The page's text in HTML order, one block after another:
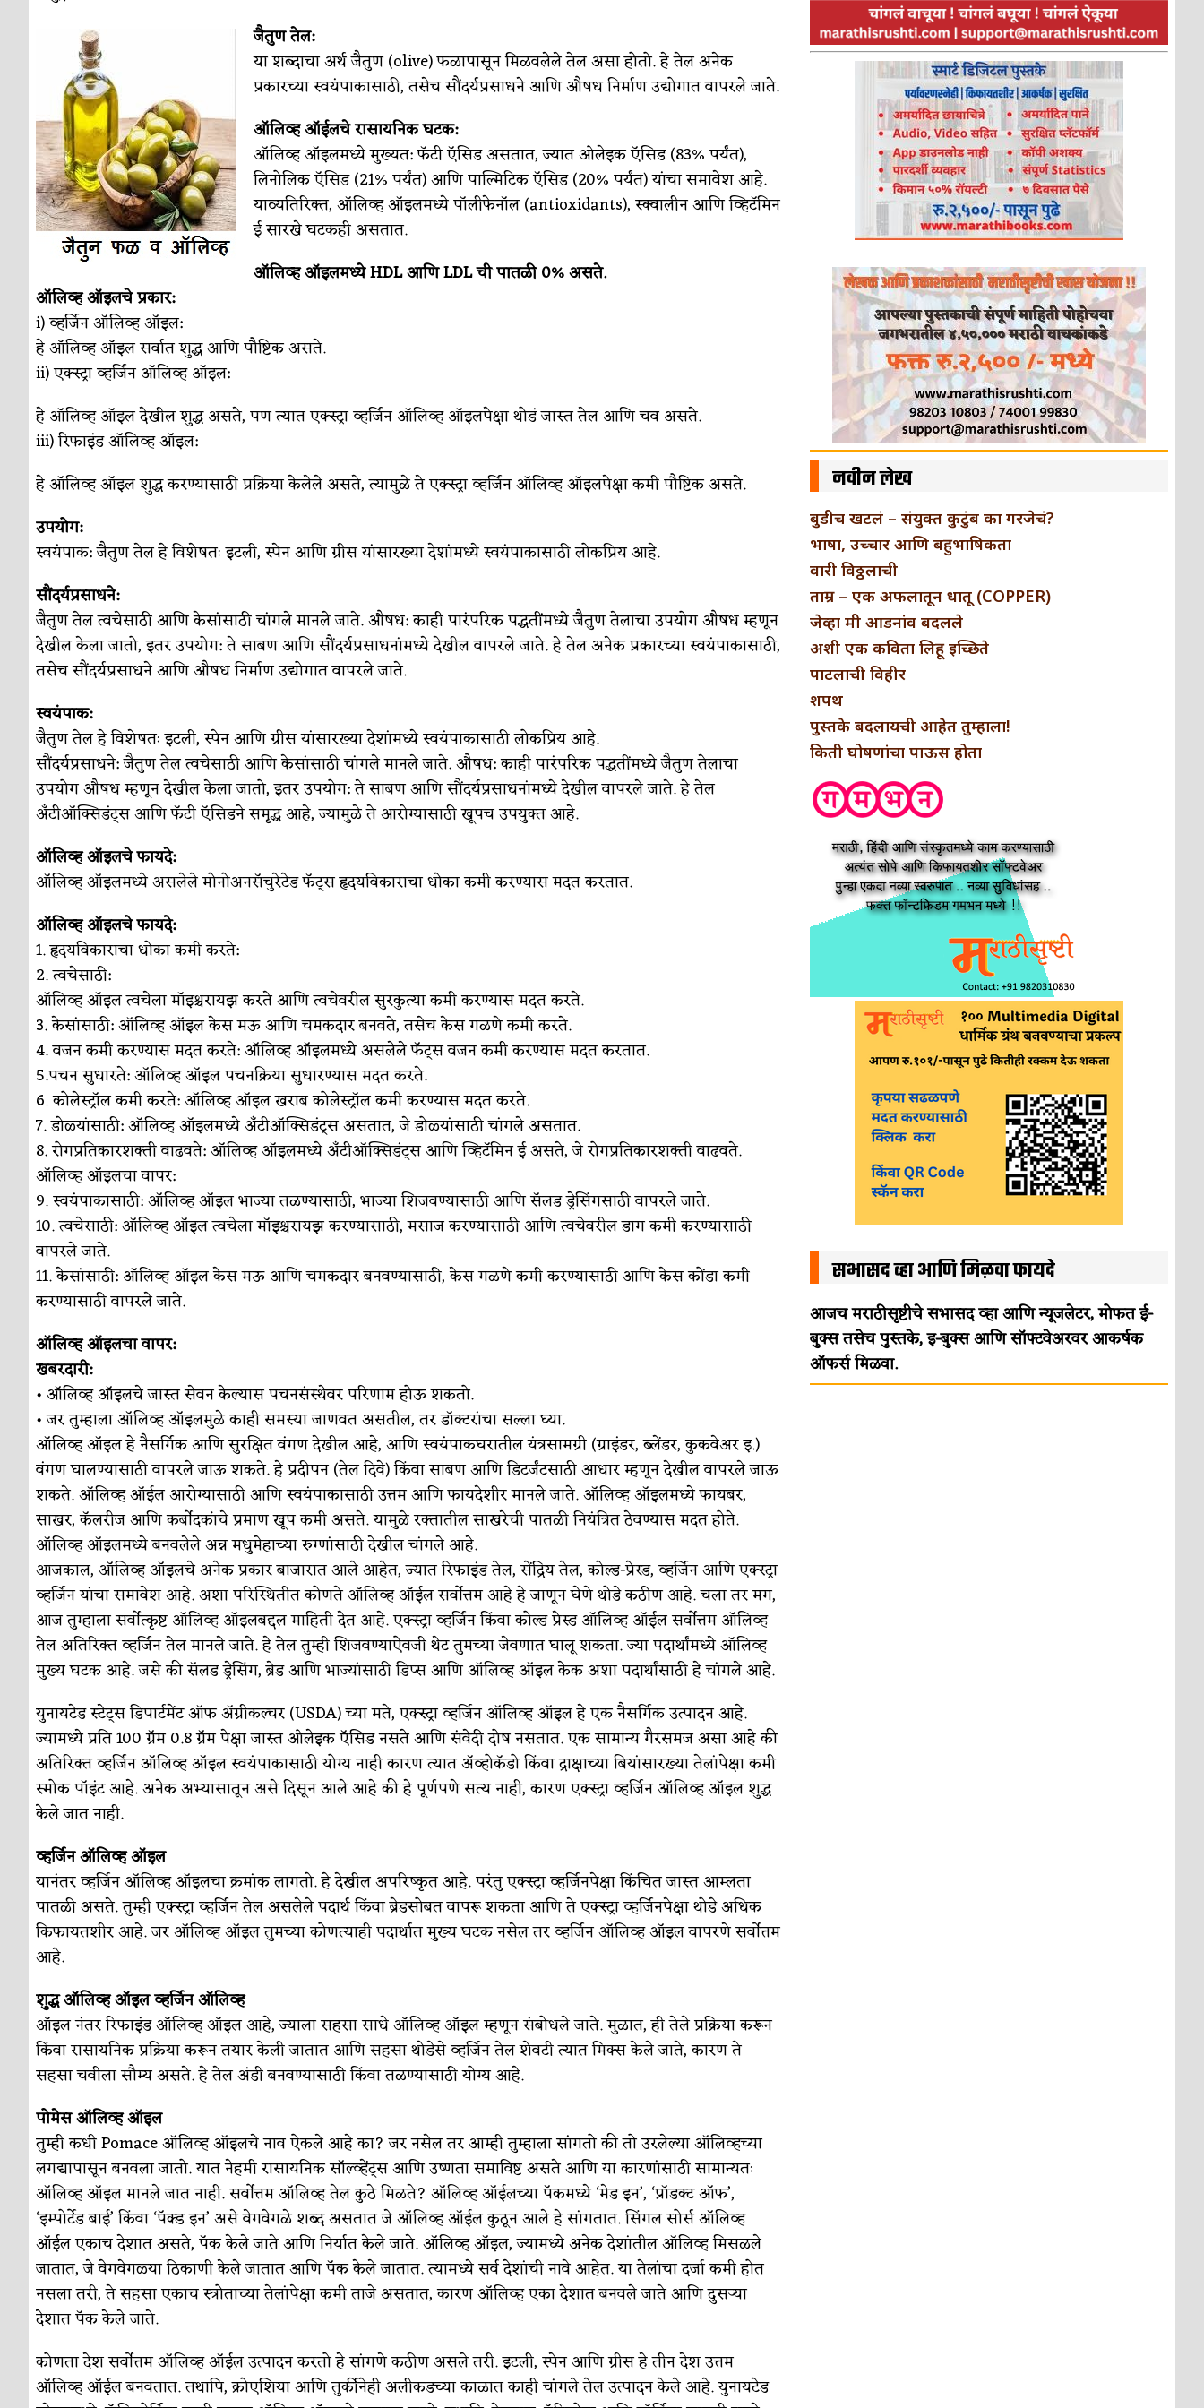
अर्थ-वाणिज्य
क्रिकेट
अपूर्ण कथा कथा
बुडीच खटलं – संयुक्त कुटुंब का गरजेचं? विशेष लेख
जैतुण तेल:
या शब्दाचा अर्थ जैतुण (olive) फळापासून मिळवलेले तेल असा होतो. हे तेल अनेक
प्रकारच्या स्वयंपाकासाठी, तसेच सौंदर्यप्रसाधने आणि औषध निर्माण उद्योगात वापरले जाते.
ऑलिव्ह ऑईलचे रासायनिक घटक:
ऑलिव्ह ऑइलमध्ये मुख्यत: फॅटी ऍसिड असतात, ज्यात ओलेइक ऍसिड (83% पर्यंत),
लिनोलिक ऍसिड (21% पर्यंत) आणि पाल्मिटिक ऍसिड (20% पर्यंत) यांचा समावेश आहे.
याव्यतिरिक्त, ऑलिव्ह ऑइलमध्ये पॉलीफेनॉल (antioxidants), स्क्वालीन आणि व्हिटॅमिन
ई सारखे घटकही असतात.
ऑलिव्ह ऑइलमध्ये HDL आणि LDL ची पातळी 0% असते.
ऑलिव्ह ऑइलचे प्रकार:
i) व्हर्जिन ऑलिव्ह ऑइल:
हे ऑलिव्ह ऑइल सर्वात शुद्ध आणि पौष्टिक असते.
ii) एक्स्ट्रा व्हर्जिन ऑलिव्ह ऑइल:
हे ऑलिव्ह ऑइल देखील शुद्ध असते, पण त्यात एक्स्ट्रा व्हर्जिन ऑलिव्ह ऑइलपेक्षा थोडं जास्त तेल आणि चव असते.
iii) रिफाइंड ऑलिव्ह ऑइल:
हे ऑलिव्ह ऑइल शुद्ध करण्यासाठी प्रक्रिया केलेले असते, त्यामुळे ते एक्स्ट्रा व्हर्जिन ऑलिव्ह ऑइलपेक्षा कमी पौष्टिक असते.
उपयोग:
स्वयंपाक: जैतुण तेल हे विशेषतः इटली, स्पेन आणि ग्रीस यांसारख्या देशांमध्ये स्वयंपाकासाठी लोकप्रिय आहे.
सौंदर्यप्रसाधने:
जैतुण तेल त्वचेसाठी आणि केसांसाठी चांगले मानले जाते. औषध: काही पारंपरिक पद्धतींमध्ये जैतुण तेलाचा उपयोग औषध म्हणून
देखील केला जातो, इतर उपयोग: ते साबण आणि सौंदर्यप्रसाधनांमध्ये देखील वापरले जाते. हे तेल अनेक प्रकारच्या स्वयंपाकासाठी,
तसेच सौंदर्यप्रसाधने आणि औषध निर्माण उद्योगात वापरले जाते.
स्वयंपाक:
जैतुण तेल हे विशेषतः इटली, स्पेन आणि ग्रीस यांसारख्या देशांमध्ये स्वयंपाकासाठी लोकप्रिय आहे.
सौंदर्यप्रसाधने: जैतुण तेल त्वचेसाठी आणि केसांसाठी चांगले मानले जाते. औषध: काही पारंपरिक पद्धतींमध्ये जैतुण तेलाचा
उपयोग औषध म्हणून देखील केला जातो, इतर उपयोग: ते साबण आणि सौंदर्यप्रसाधनांमध्ये देखील वापरले जाते. हे तेल
अँटीऑक्सिडंट्स आणि फॅटी ऍसिडने समृद्ध आहे, ज्यामुळे ते आरोग्यासाठी खूपच उपयुक्त आहे.
ऑलिव्ह ऑइलचे फायदे:
ऑलिव्ह ऑइलमध्ये असलेले मोनोअनसॅचुरेटेड फॅट्स हृदयविकाराचा धोका कमी करण्यास मदत करतात.
ऑलिव्ह ऑइलचे फायदे:
1. हृदयविकाराचा धोका कमी करते:
2. त्वचेसाठी:
ऑलिव्ह ऑइल त्वचेला मॉइश्चरायझ करते आणि त्वचेवरील सुरकुत्या कमी करण्यास मदत करते.
3. केसांसाठी: ऑलिव्ह ऑइल केस मऊ आणि चमकदार बनवते, तसेच केस गळणे कमी करते.
4. वजन कमी करण्यास मदत करते: ऑलिव्ह ऑइलमध्ये असलेले फॅट्स वजन कमी करण्यास मदत करतात.
5.पचन सुधारते: ऑलिव्ह ऑइल पचनक्रिया सुधारण्यास मदत करते.
6. कोलेस्ट्रॉल कमी करते: ऑलिव्ह ऑइल खराब कोलेस्ट्रॉल कमी करण्यास मदत करते.
7. डोळ्यांसाठी: ऑलिव्ह ऑइलमध्ये अँटीऑक्सिडंट्स असतात, जे डोळ्यांसाठी चांगले असतात.
8. रोगप्रतिकारशक्ती वाढवते: ऑलिव्ह ऑइलमध्ये अँटीऑक्सिडंट्स आणि व्हिटॅमिन ई असते, जे रोगप्रतिकारशक्ती वाढवते.
ऑलिव्ह ऑइलचा वापर:
9. स्वयंपाकासाठी: ऑलिव्ह ऑइल भाज्या तळण्यासाठी, भाज्या शिजवण्यासाठी आणि सॅलड ड्रेसिंगसाठी वापरले जाते.
10. त्वचेसाठी: ऑलिव्ह ऑइल त्वचेला मॉइश्चरायझ करण्यासाठी, मसाज करण्यासाठी आणि त्वचेवरील डाग कमी करण्यासाठी
वापरले जाते.
11. केसांसाठी: ऑलिव्ह ऑइल केस मऊ आणि चमकदार बनवण्यासाठी, केस गळणे कमी करण्यासाठी आणि केस कोंडा कमी
करण्यासाठी वापरले जाते.
ऑलिव्ह ऑइलचा वापर:
खबरदारी:
• ऑलिव्ह ऑइलचे जास्त सेवन केल्यास पचनसंस्थेवर परिणाम होऊ शकतो.
• जर तुम्हाला ऑलिव्ह ऑइलमुळे काही समस्या जाणवत असतील, तर डॉक्टरांचा सल्ला घ्या.
ऑलिव्ह ऑइल हे नैसर्गिक आणि सुरक्षित वंगण देखील आहे, आणि स्वयंपाकघरातील यंत्रसामग्री (ग्राइंडर, ब्लेंडर, कुकवेअर इ.)
वंगण घालण्यासाठी वापरले जाऊ शकते. हे प्रदीपन (तेल दिवे) किंवा साबण आणि डिटर्जंटसाठी आधार म्हणून देखील वापरले जाऊ
शकते. ऑलिव्ह ऑईल आरोग्यासाठी आणि स्वयंपाकासाठी उत्तम आणि फायदेशीर मानले जाते. ऑलिव्ह ऑइलमध्ये फायबर,
साखर, कॅलरीज आणि कर्बोदकांचे प्रमाण खूप कमी असते. यामुळे रक्तातील साखरेची पातळी नियंत्रित ठेवण्यास मदत होते.
ऑलिव्ह ऑइलमध्ये बनवलेले अन्न मधुमेहाच्या रुग्णांसाठी देखील चांगले आहे.
आजकाल, ऑलिव्ह ऑइलचे अनेक प्रकार बाजारात आले आहेत, ज्यात रिफाइंड तेल, सेंद्रिय तेल, कोल्ड-प्रेस्ड, व्हर्जिन आणि एक्स्ट्रा
व्हर्जिन यांचा समावेश आहे. अशा परिस्थितीत कोणते ऑलिव्ह ऑईल सर्वोत्तम आहे हे जाणून घेणे थोडे कठीण आहे. चला तर मग,
आज तुम्हाला सर्वोत्कृष्ट ऑलिव्ह ऑइलबद्दल माहिती देत आहे. एक्स्ट्रा व्हर्जिन किंवा कोल्ड प्रेस्ड ऑलिव्ह ऑईल सर्वोत्तम ऑलिव्ह
तेल अतिरिक्त व्हर्जिन तेल मानले जाते. हे तेल तुम्ही शिजवण्याऐवजी थेट तुमच्या जेवणात घालू शकता. ज्या पदार्थांमध्ये ऑलिव्ह
मुख्य घटक आहे. जसे की सॅलड ड्रेसिंग, ब्रेड आणि भाज्यांसाठी डिप्स आणि ऑलिव्ह ऑइल केक अशा पदार्थांसाठी हे चांगले आहे.
युनायटेड स्टेट्स डिपार्टमेंट ऑफ अ‍ॅग्रीकल्चर (USDA) च्या मते, एक्स्ट्रा व्हर्जिन ऑलिव्ह ऑइल हे एक नैसर्गिक उत्पादन आहे.
ज्यामध्ये प्रति 100 ग्रॅम 0.8 ग्रॅम पेक्षा जास्त ओलेइक ऍसिड नसते आणि संवेदी दोष नसतात. एक सामान्य गैरसमज असा आहे की
अतिरिक्त व्हर्जिन ऑलिव्ह ऑइल स्वयंपाकासाठी योग्य नाही कारण त्यात अ‍ॅव्होकॅडो किंवा द्राक्षाच्या बियांसारख्या तेलांपेक्षा कमी
स्मोक पॉइंट आहे. अनेक अभ्यासातून असे दिसून आले आहे की हे पूर्णपणे सत्य नाही, कारण एक्स्ट्रा व्हर्जिन ऑलिव्ह ऑइल शुद्ध
केले जात नाही.
व्हर्जिन ऑलिव्ह ऑइल
यानंतर व्हर्जिन ऑलिव्ह ऑइलचा क्रमांक लागतो. हे देखील अपरिष्कृत आहे. परंतु एक्स्ट्रा व्हर्जिनपेक्षा किंचित जास्त आम्लता
पातळी असते. तुम्ही एक्स्ट्रा व्हर्जिन तेल असलेले पदार्थ किंवा ब्रेडसोबत वापरू शकता आणि ते एक्स्ट्रा व्हर्जिनपेक्षा थोडे अधिक
किफायतशीर आहे. जर ऑलिव्ह ऑइल तुमच्या कोणत्याही पदार्थात मुख्य घटक नसेल तर व्हर्जिन ऑलिव्ह ऑइल वापरणे सर्वोत्तम
आहे.
शुद्ध ऑलिव्ह ऑइल व्हर्जिन ऑलिव्ह
ऑइल नंतर रिफाइंड ऑलिव्ह ऑइल आहे, ज्याला सहसा साधे ऑलिव्ह ऑइल म्हणून संबोधले जाते. मुळात, ही तेले प्रक्रिया करून
किंवा रासायनिक प्रक्रिया करून तयार केली जातात आणि सहसा थोडेसे व्हर्जिन तेल शेवटी त्यात मिक्स केले जाते, कारण ते
सहसा चवीला सौम्य असते. हे तेल अंडी बनवण्यासाठी किंवा तळण्यासाठी योग्य आहे.
पोमेस ऑलिव्ह ऑइल
तुम्ही कधी Pomace ऑलिव्ह ऑइलचे नाव ऐकले आहे का? जर नसेल तर आम्ही तुम्हाला सांगतो की तो उरलेल्या ऑलिव्हच्या
लगद्यापासून बनवला जातो. यात नेहमी रासायनिक सॉल्व्हेंट्स आणि उष्णता समाविष्ट असते आणि या कारणांसाठी सामान्यतः
ऑलिव्ह ऑइल मानले जात नाही. सर्वोत्तम ऑलिव्ह तेल कुठे मिळते? ऑलिव्ह ऑईलच्या पॅकमध्ये ‘मेड इन’, ‘प्रॉडक्ट ऑफ’,
‘इम्पोर्टेड बाई’ किंवा ‘पॅक्ड इन’ असे वेगवेगळे शब्द असतात जे ऑलिव्ह ऑईल कुठून आले हे सांगतात. सिंगल सोर्स ऑलिव्ह
ऑईल एकाच देशात असते, पॅक केले जाते आणि निर्यात केले जाते. ऑलिव्ह ऑइल, ज्यामध्ये अनेक देशांतील ऑलिव्ह मिसळले
जातात, जे वेगवेगळ्या ठिकाणी केले जातात आणि पॅक केले जातात. त्यामध्ये सर्व देशांची नावे आहेत. या तेलांचा दर्जा कमी होत
नसला तरी, ते सहसा एकाच स्त्रोताच्या तेलांपेक्षा कमी ताजे असतात, कारण ऑलिव्ह एका देशात बनवले जाते आणि दुसऱ्या
देशात पॅक केले जाते.
कोणता देश सर्वोत्तम ऑलिव्ह ऑईल उत्पादन करतो हे सांगणे कठीण असले तरी. इटली, स्पेन आणि ग्रीस हे तीन देश उत्तम
ऑलिव्ह ऑईल बनवतात. तथापि, क्रोएशिया आणि तुर्कीनेही अलीकडच्या काळात काही चांगले तेल उत्पादन केले आहे. युनायटेड
नवीन लेख
बुडीच खटलं – संयुक्त कुटुंब का गरजेचं?
भाषा, उच्चार आणि बहुभाषिकता
वारी विठ्ठलाची
ताम्र – एक अफलातून धातू (COPPER)
जेव्हा मी आडनांव बदलले
अशी एक कविता लिहू इच्छिते
पाटलाची विहीर
शपथ
पुस्तके बदलायची आहेत तुम्हाला!
किती घोषणांचा पाऊस होता
सभासद व्हा आणि मिळवा फायदे
आजच मराठीसृष्टीचे सभासद व्हा आणि न्यूजलेटर, मोफत ई-
बुक्स तसेच पुस्तके, इ-बुक्स आणि सॉफ्टवेअरवर आकर्षक
ऑफर्स मिळवा.